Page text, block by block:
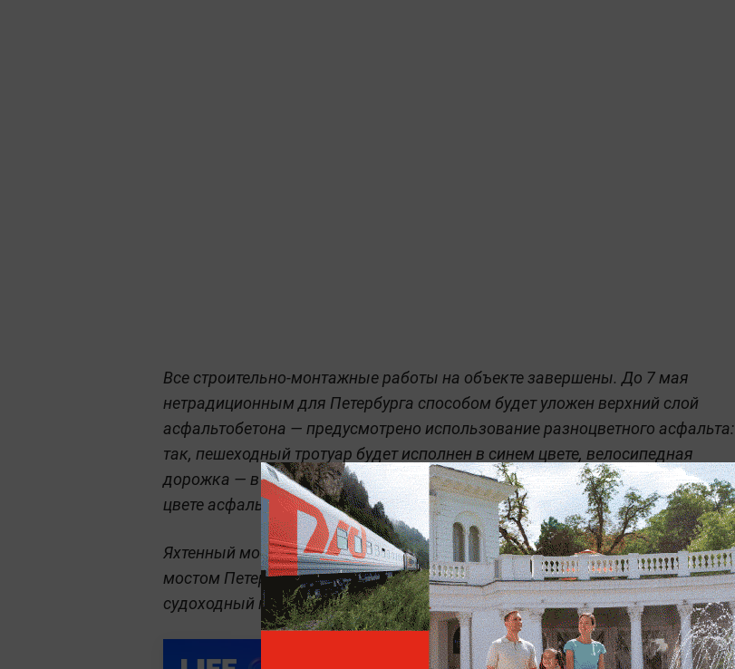
Все строительно-монтажные работы на объекте завершены. До 7 мая
нетрадиционным для Петербурга способом будет уложен верхний слой
асфальтобетона — предусмотрено использование разноцветного асфальта:
так, пешеходный тротуар будет исполнен в синем цвете, велосипедная
дорожка — в красном, а центральная пешеходная зона — в классическом
цвете асфальта.
Яхтенный мост является самым длинным и самым высоким пешеходным
мостом Петербурга. Ширина моста — 17 метров, длина — 490 метров,
судоходный габарит — 16х60 м.